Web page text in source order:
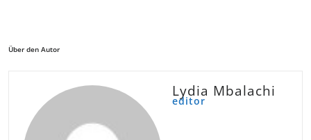
Über den Autor
Lydia Mbalachi
editor